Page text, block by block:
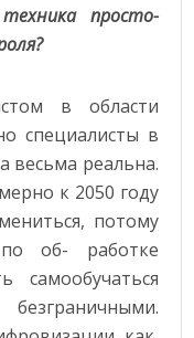
просто-
в области
специалисты в
весьма реальна.
к 2050 году
потому
об- работке
самообучаться